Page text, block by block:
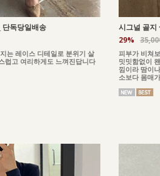
단독당일배송
는 레이스 디테일로 분위기 살
럽고 여리하게도 느껴진답니다
시그널 골
29%
피부가 비쳐
밋밋함없이
낌이라 땀이
소보다 몸매